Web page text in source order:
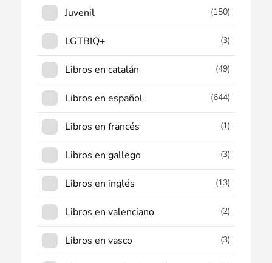
Juvenil (150)
LGTBIQ+ (3)
Libros en catalán (49)
Libros en español (644)
Libros en francés (1)
Libros en gallego (3)
Libros en inglés (13)
Libros en valenciano (2)
Libros en vasco (3)